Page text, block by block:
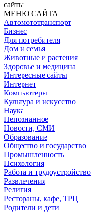
сайты
МЕНЮ САЙТА
Автомототранспорт
Бизнес
Для потребителя
Дом и семья
Животные и растения
Здоровье и медицина
Интересные сайты
Интернет
Компьютеры
Культура и искусство
Наука
Непознанное
Новости, СМИ
Образование
Общество и государство
Промышленность
Психология
Работа и трудоустройство
Развлечения
Религия
Рестораны, кафе, ТРЦ
Родители и дети